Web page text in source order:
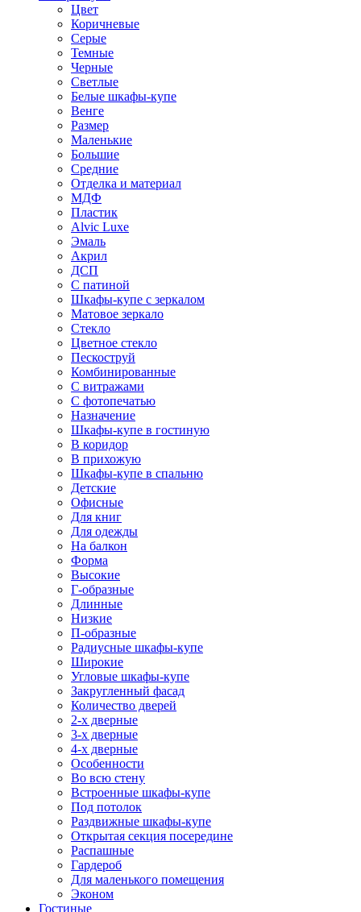
Цвет
Коричневые
Серые
Темные
Черные
Светлые
Белые шкафы-купе
Венге
Размер
Маленькие
Большие
Средние
Отделка и материал
МДФ
Пластик
Alvic Luxe
Эмаль
Акрил
ДСП
С патиной
Шкафы-купе с зеркалом
Матовое зеркало
Стекло
Цветное стекло
Пескоструй
Комбинированные
С витражами
С фотопечатью
Назначение
Шкафы-купе в гостиную
В коридор
В прихожую
Шкафы-купе в спальню
Детские
Офисные
Для книг
Для одежды
На балкон
Форма
Высокие
Г-образные
Длинные
Низкие
П-образные
Радиусные шкафы-купе
Широкие
Угловые шкафы-купе
Закругленный фасад
Количество дверей
2-х дверные
3-х дверные
4-х дверные
Особенности
Во всю стену
Встроенные шкафы-купе
Под потолок
Раздвижные шкафы-купе
Открытая секция посередине
Распашные
Гардероб
Для маленького помещения
Эконом
Гостиные